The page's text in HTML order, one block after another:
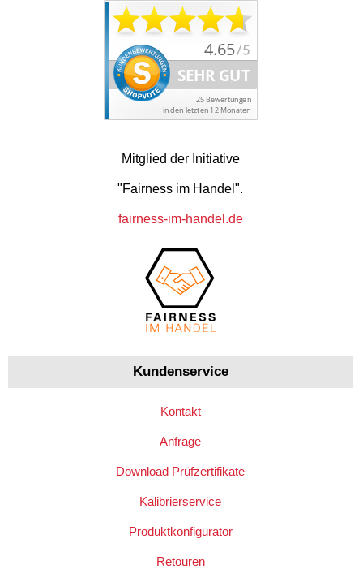
Mitglied der Initiative
"Fairness im Handel".
fairness-im-handel.de
Kundenservice
Kontakt
Anfrage
Download Prüfzertifikate
Kalibrierservice
Produktkonfigurator
Retouren